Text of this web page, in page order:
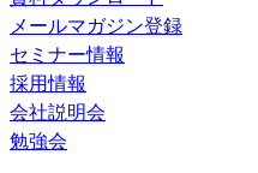
メールマガジン登録
セミナー情報
採用情報
会社説明会
勉強会